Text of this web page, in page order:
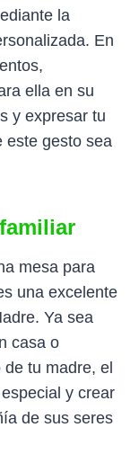
la
En
ella en su
y expresar tu
este gesto sea
mesa para
una excelente
Ya sea
casa o
tu madre, el
y crear
de sus seres